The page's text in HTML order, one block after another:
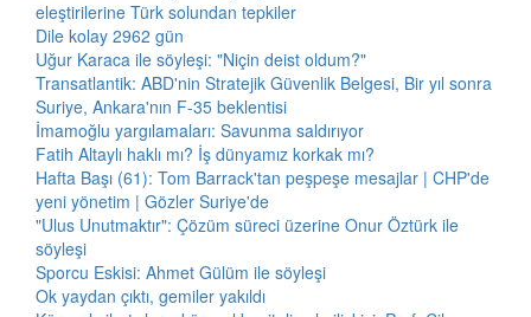
eleştirilerine Türk solundan tepkiler
Dile kolay 2962 gün
Uğur Karaca ile söyleşi: "Niçin deist oldum?"
Transatlantik: ABD'nin Stratejik Güvenlik Belgesi, Bir yıl sonra
Suriye, Ankara'nın F-35 beklentisi
İmamoğlu yargılamaları: Savunma saldırıyor
Fatih Altaylı haklı mı? İş dünyamız korkak mı?
Hafta Başı (61): Tom Barrack'tan peşpeşe mesajlar | CHP'de
yeni yönetim | Gözler Suriye'de
"Ulus Unutmaktır": Çözüm süreci üzerine Onur Öztürk ile
söyleşi
Sporcu Eskisi: Ahmet Gülüm ile söyleşi
Ok yaydan çıktı, gemiler yakıldı